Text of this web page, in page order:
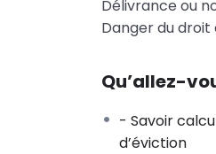
Délivrance ou
Danger du
Qu’allez-
- Savoir
d’éviction